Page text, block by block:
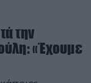
την
«Έχουμε